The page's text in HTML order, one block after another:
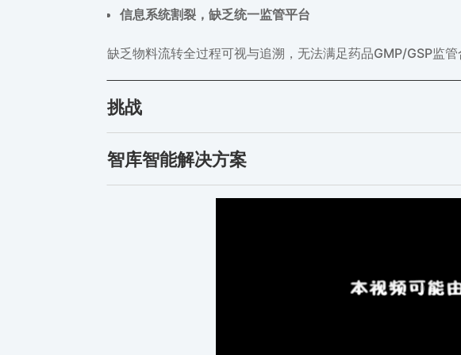
信息系统割裂，缺乏统一监管平台
缺乏物料流转全过程可视与追溯，无法满足药品GMP/GSP监管
挑战
智库智能解决方案